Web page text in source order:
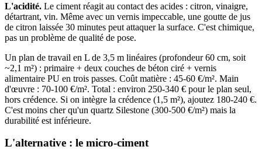
L'acidité. Le ciment réagit au contact des acides : citron, vinaigre,
détartrant, vin. Même avec un vernis impeccable, une goutte de jus
de citron laissée 30 minutes peut attaquer la surface. C'est chimique,
pas un problème de qualité de pose.
Un plan de travail en L de 3,5 m linéaires (profondeur 60 cm, soit
~2,1 m²) : primaire + deux couches de béton ciré + vernis
alimentaire PU en trois passes. Coût matière : 45-60 €/m². Main
d'œuvre : 70-100 €/m². Total : environ 250-340 € pour le plan seul,
hors crédence. Si on intègre la crédence (1,5 m²), ajoutez 180-240 €.
C'est moins cher qu'un quartz Silestone (300-500 €/m²) mais la
durabilité est inférieure.
L'alternative : le micro-ciment